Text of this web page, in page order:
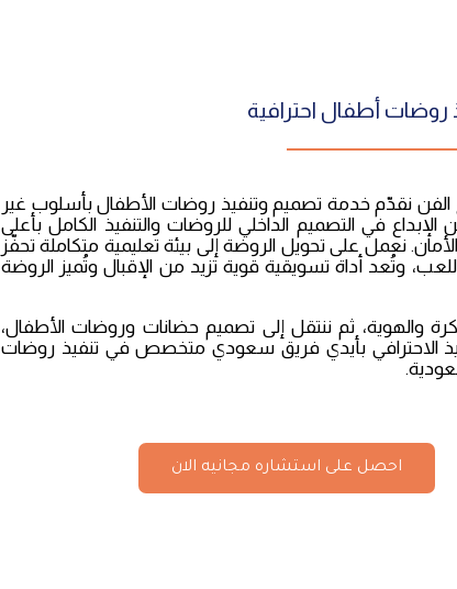
روضات أطفال احترافية
نقدّم خدمة تصميم وتنفيذ روضات الأطفال بأسلوب غير
الإبداع في التصميم الداخلي للروضات والتنفيذ الكامل بأعلى
نعمل على تحويل الروضة إلى بيئة تعليمية متكاملة تحفّز
وتُعد أداة تسويقية قوية تزيد من الإقبال وتُميز الروضة
والهوية، ثم ننتقل إلى تصميم حضانات وروضات الأطفال،
الاحترافي بأيدي فريق سعودي متخصص في تنفيذ روضات
احصل على استشاره مجانيه الان